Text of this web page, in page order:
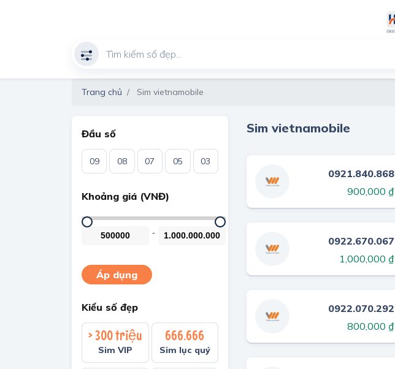
Trang chủ Sim vietnamobile
Đầu số
09 08 07 05 03
Khoảng giá (VNĐ)
-
Áp dụng
Kiểu số đẹp
> 300 triệu
Sim VIP
666.666
Sim lục quý
Sim vietnamobile
0921.840.868
900,000 ₫
0922.670.067
1,000,000 ₫
0922.070.292
800,000 ₫